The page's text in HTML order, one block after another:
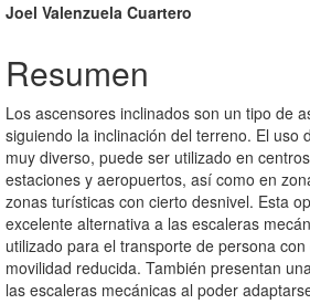
Joel Valenzuela Cuartero
Resumen
Los ascensores inclinados son un tipo de
siguiendo la inclinación del terreno. El uso
muy diverso, puede ser utilizado en
estaciones y aeropuertos, así como en
zonas turísticas con cierto desnivel. Esta
excelente alternativa a las escaleras
utilizado para el transporte de persona
movilidad reducida. También presentan
las escaleras mecánicas al poder